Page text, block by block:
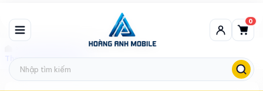
0
Thay màn hình Oppo
Thay màn hình Oppo F1s